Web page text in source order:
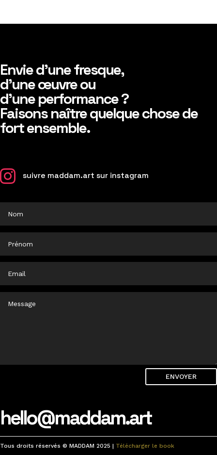
Envie d’une fresque,
d’une œuvre ou
d’une performance ?
Faisons naître quelque chose de
fort ensemble.
 suivre maddam.art sur instagram
ENVOYER
hello@maddam.art
Tous droits réservés © MADDAM 2025 | Télécharger le book